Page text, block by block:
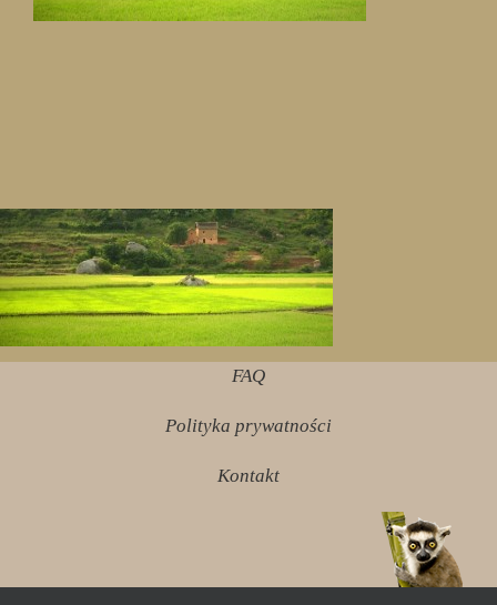
FAQ
Polityka prywatności
Kontakt